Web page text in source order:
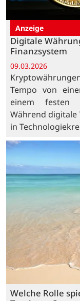
Anzeige
Digitale
Finanzsystem
09.03.2026
Tempo von
einem festen
Während
in
Welche Rolle